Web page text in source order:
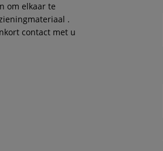
om elkaar te
.
contact met u